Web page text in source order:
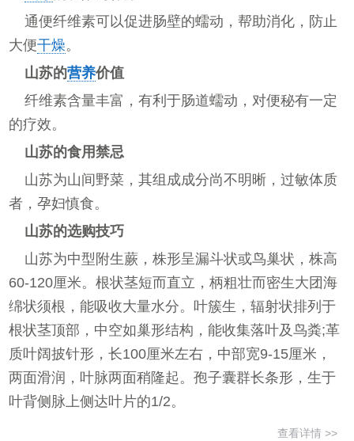
通便纤维素可以促进肠壁的蠕动，帮助消化，防止
大便干燥。
山苏的营养价值
纤维素含量丰富，有利于肠道蠕动，对便秘有一定
的疗效。
山苏的食用禁忌
山苏为山间野菜，其组成成分尚不明晰，过敏体质
者，孕妇慎食。
山苏的选购技巧
山苏为中型附生蕨，株形呈漏斗状或鸟巢状，株高
60-120厘米。根状茎短而直立，柄粗壮而密生大团海
绵状须根，能吸收大量水分。叶簇生，辐射状排列于
根状茎顶部，中空如巢形结构，能收集落叶及鸟粪;革
质叶阔披针形，长100厘米左右，中部宽9-15厘米，
两面滑润，叶脉两面稍隆起。孢子囊群长条形，生于
叶背侧脉上侧达叶片的1/2。
查看详情 >>